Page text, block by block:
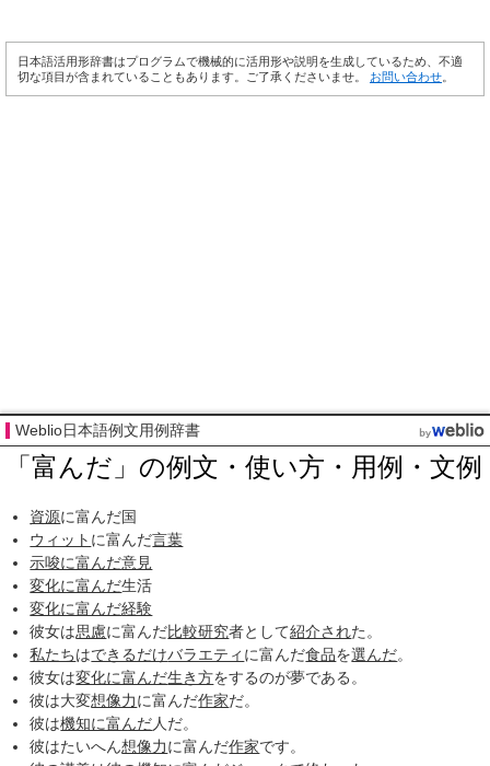
日本語活用形辞書はプログラムで機械的に活用形や説明を生成しているため、不適
切な項目が含まれていることもあります。ご了承くださいませ。 お問い合わせ
Weblio日本語例文用例辞書
「富んだ」の例文・使い方・用例・文例
資源に富んだ国
ウィット に富んだ言葉
示唆に富んだ意見
変化に富んだ生活
変化に富んだ経験
彼女は思慮に富んだ比較研究者として紹介された。
私たちはできるだけバラエティ に富んだ食品を選んだ。
彼女は変化に富んだ生き方をするのが夢である。
彼は大変想像力に富んだ作家だ。
彼は機知に富んだ人だ。
彼はたいへん想像力に富んだ作家です。